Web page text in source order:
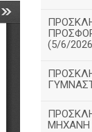
(5/6/
ΜΗΧΑΝΗ